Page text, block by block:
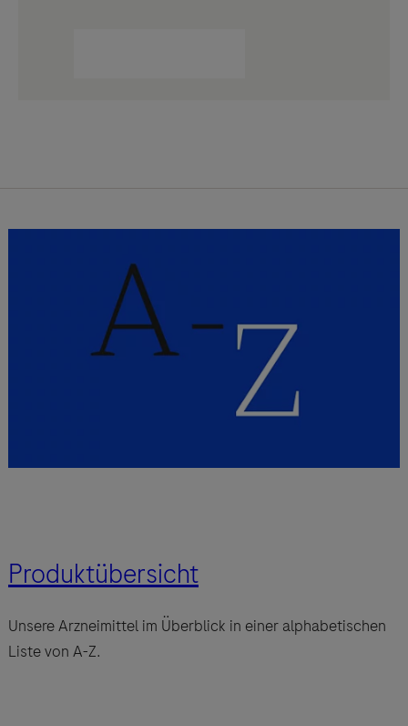
Produktübersicht
Unsere Arzneimittel im Überblick in einer alphabetischen
Liste von A-Z.